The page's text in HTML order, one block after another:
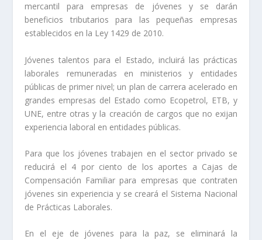
mercantil para empresas de jóvenes y se darán
beneficios tributarios para las pequeñas empresas
establecidos en la Ley 1429 de 2010.
Jóvenes talentos para el Estado, incluirá las prácticas
laborales remuneradas en ministerios y entidades
públicas de primer nivel; un plan de carrera acelerado en
grandes empresas del Estado como Ecopetrol, ETB, y
UNE, entre otras y la creación de cargos que no exijan
experiencia laboral en entidades públicas.
Para que los jóvenes trabajen en el sector privado se
reducirá el 4 por ciento de los aportes a Cajas de
Compensación Familiar para empresas que contraten
jóvenes sin experiencia y se creará el Sistema Nacional
de Prácticas Laborales.
En el eje de jóvenes para la paz, se eliminará la